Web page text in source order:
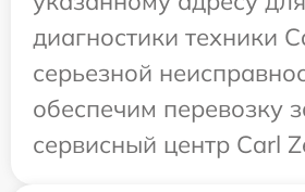
диагностики техники
серьезной
обеспечим перевозку
сервисный центр Carl